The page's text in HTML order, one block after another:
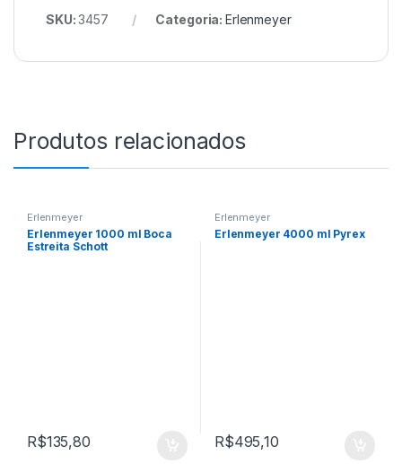
SKU:3457 Categoria: Erlenmeyer
Produtos relacionados
Erlenmeyer
Erlenmeyer 1000 ml Boca
Estreita Schott
R$135,80
Erlenmeyer
Erlenmeyer 4000 ml Pyrex
R$495,10